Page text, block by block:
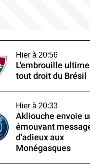
Hier à 20:56
L'embrouille
tout droit du Brésil
Hier à 20:33
Akliouche envoie
émouvant
d'adieux aux
Monégasques